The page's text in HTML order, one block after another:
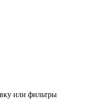
или фильтры